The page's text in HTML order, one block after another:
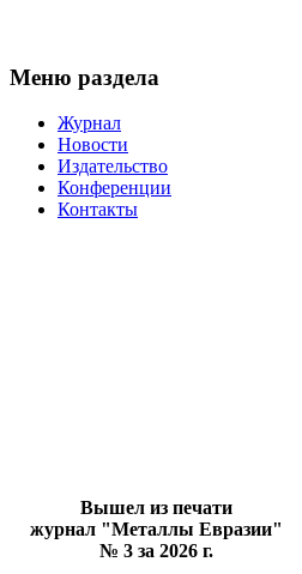
Меню раздела
Журнал
Новости
Издательство
Конференции
Контакты
Вышел из печати
журнал "Металлы Евразии"
№ 3 за 2026 г.